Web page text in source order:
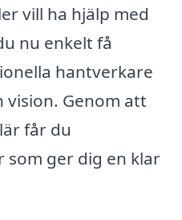
vill ha hjälp med
nu enkelt få
hantverkare
vision. Genom att
får du
som ger dig en klar